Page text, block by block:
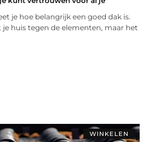
je hoe belangrijk een goed dak is.
huis tegen de elementen, maar het
WINKELEN